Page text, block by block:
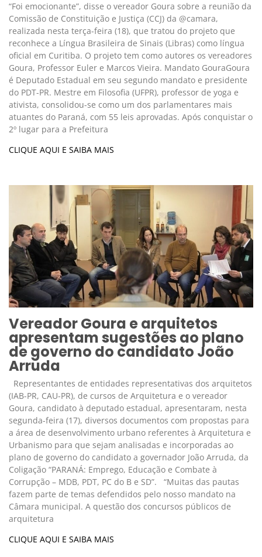
“Foi emocionante”, disse o vereador Goura sobre a reunião da
Comissão de Constituição e Justiça (CCJ) da @camara,
realizada nesta terça-feira (18), que tratou do projeto que
reconhece a Língua Brasileira de Sinais (Libras) como língua
oficial em Curitiba. O projeto tem como autores os vereadores
Goura, Professor Euler e Marcos Vieira. Mandato GouraGoura
é Deputado Estadual em seu segundo mandato e presidente
do PDT-PR. Mestre em Filosofia (UFPR), professor de yoga e
ativista, consolidou-se como um dos parlamentares mais
atuantes do Paraná, com 55 leis aprovadas. Após conquistar o
2º lugar para a Prefeitura
CLIQUE AQUI E SAIBA MAIS
Vereador Goura e arquitetos
apresentam sugestões ao plano
de governo do candidato João
Arruda
Representantes de entidades representativas dos arquitetos
(IAB-PR, CAU-PR), de cursos de Arquitetura e o vereador
Goura, candidato à deputado estadual, apresentaram, nesta
segunda-feira (17), diversos documentos com propostas para
a área de desenvolvimento urbano referentes à Arquitetura e
Urbanismo para que sejam analisadas e incorporadas ao
plano de governo do candidato a governador João Arruda, da
Coligação “PARANÁ: Emprego, Educação e Combate à
Corrupção – MDB, PDT, PC do B e SD”. “Muitas das pautas
fazem parte de temas defendidos pelo nosso mandato na
Câmara municipal. A questão dos concursos públicos de
arquitetura
CLIQUE AQUI E SAIBA MAIS